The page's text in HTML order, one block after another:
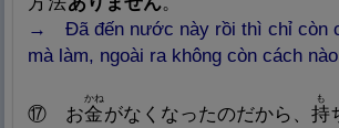
→ Đã đến nước này rồi thì chỉ còn
mà làm, ngoài ra không còn cách
⑰ お金
かね
がなくなったのだから、 持
も